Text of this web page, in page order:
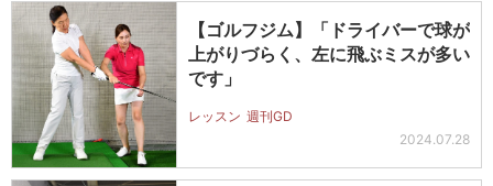
【ゴルフジム】「ドライバーで球が
上がりづらく、左に飛ぶミスが多い
です」
レッスン 週刊GD
2024.07.28